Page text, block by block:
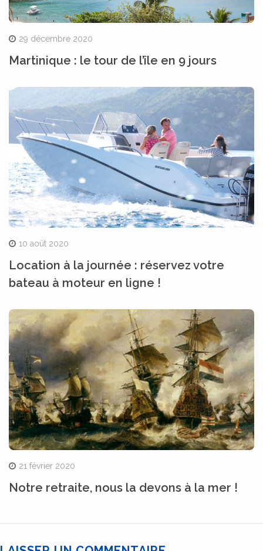
29 décembre 2020
Martinique : le tour de l’île en 9 jours
10 août 2020
Location à la journée : réservez votre
bateau à moteur en ligne !
21 février 2020
Notre retraite, nous la devons à la mer !